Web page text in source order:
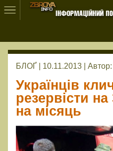
БЛОҐ | 10.11.2013 | Автор:
Українців
резервісти
на місяць